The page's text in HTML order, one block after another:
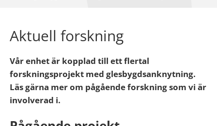
Aktuell forskning
Vår enhet är kopplad till ett flertal
forskningsprojekt med glesbygdsanknytning.
Läs gärna mer om pågående forskning som vi är
involverad i.